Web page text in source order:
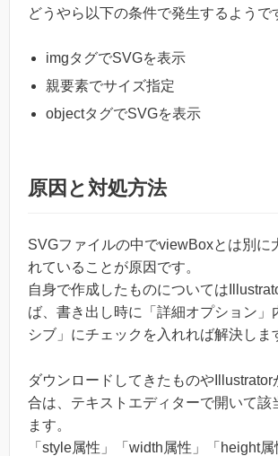
どうやら以下の条件で発生するようで
imgタグでSVGを表示
親要素でサイズ指定
objectタグでSVGを表示
原因と対処方法
SVGファイルの中でviewBoxとは別に
れていることが原因です。
自身で作成したものについては
ば、書き出し時に「詳細オプション」
シブ」にチェックを入れれば解決しま
ダウンロードしてきたものやIllustrator
合は、テキストエディターで開いて該
ます。
「style属性」「width属性」「height